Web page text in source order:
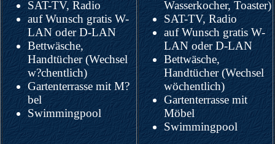
SAT-TV, Radio
auf Wunsch gratis W-
LAN oder D-LAN
Bettwäsche,
Handtücher (Wechsel
w?chentlich)
Gartenterrasse mit M?
bel
Swimmingpool
Wasserkocher, Toaster)
SAT-TV, Radio
auf Wunsch gratis W-
LAN oder D-LAN
Bettwäsche,
Handtücher (Wechsel
wöchentlich)
Gartenterrasse mit
Möbel
Swimmingpool